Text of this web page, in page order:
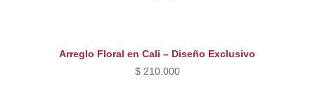
Arreglo Floral en Cali – Diseño Exclusivo
$210.000